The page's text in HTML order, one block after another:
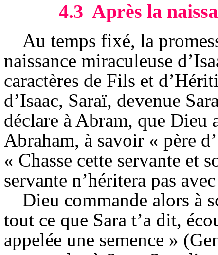
4.3 Après la
Au temps fixé, la
naissance miraculeuse
caractères de Fils et
d’Isaac, Saraï, devenue
déclare à Abram, que Dieu
Abraham, à savoir « père
« Chasse cette servante et
servante n’héritera pas
Dieu commande alors à
tout ce que Sara t’a dit,
appelée une semence » (